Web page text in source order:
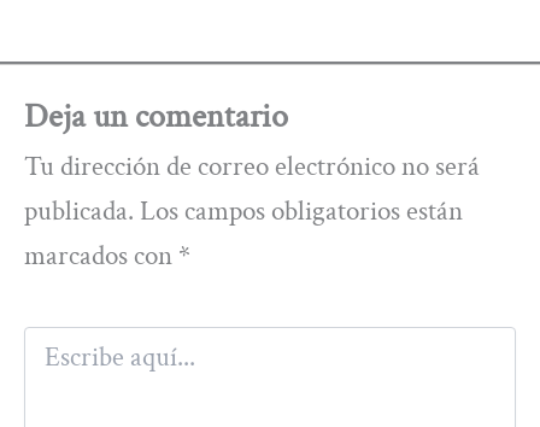
Deja un comentario
Tu dirección de correo electrónico no será
publicada. Los campos obligatorios están
marcados con *
Escribe
aquí...